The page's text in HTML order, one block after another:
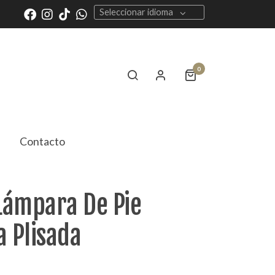
Seleccionar idioma
0
Contacto
De Pie
Plisada